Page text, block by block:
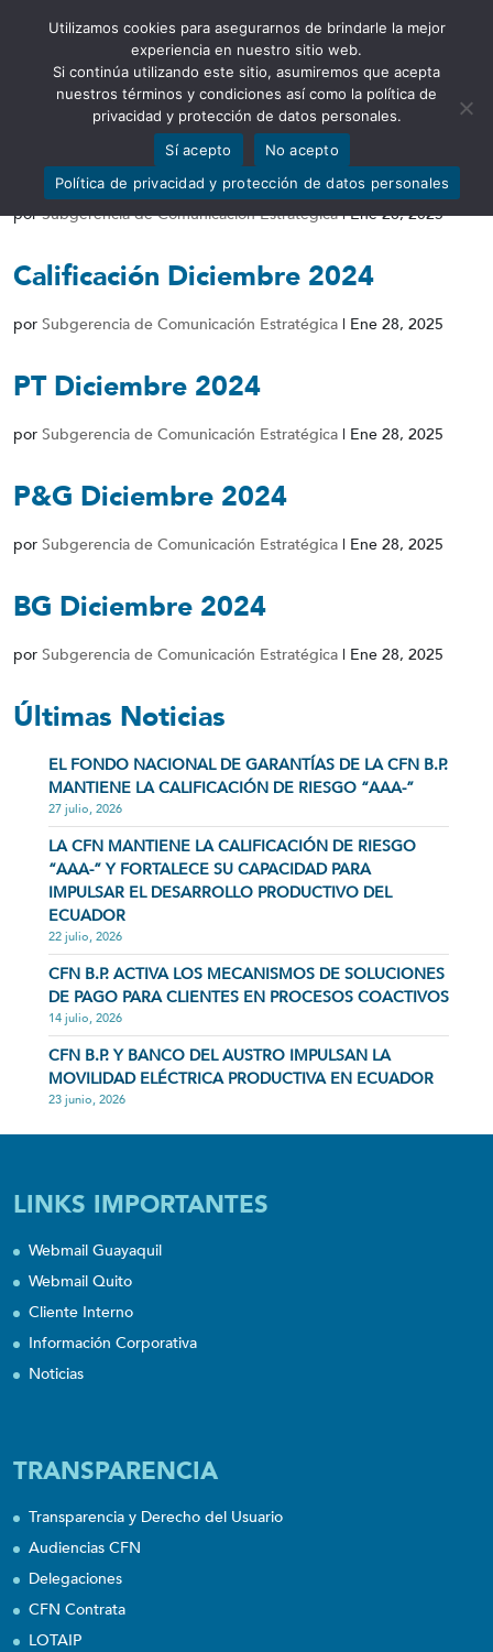
Abrir barra de herramientas
Indicadores Diciembre 2024
porSubgerencia de Comunicación Estratégica|Ene 28, 2025
Calificación Diciembre 2024
por Subgerencia de Comunicación Estratégica | Ene 28, 2025
PT Diciembre 2024
por Subgerencia de Comunicación Estratégica | Ene 28, 2025
P&G Diciembre 2024
por Subgerencia de Comunicación Estratégica | Ene 28, 2025
BG Diciembre 2024
por Subgerencia de Comunicación Estratégica | Ene 28, 2025
Últimas Noticias
EL FONDO NACIONAL DE GARANTÍAS DE LA CFN B.P.
MANTIENE LA CALIFICACIÓN DE RIESGO “AAA-”
27 julio, 2026
LA CFN MANTIENE LA CALIFICACIÓN DE RIESGO
“AAA-” Y FORTALECE SU CAPACIDAD PARA
IMPULSAR EL DESARROLLO PRODUCTIVO DEL
ECUADOR
22 julio, 2026
CFN B.P. ACTIVA LOS MECANISMOS DE SOLUCIONES
DE PAGO PARA CLIENTES EN PROCESOS COACTIVOS
14 julio, 2026
CFN B.P. Y BANCO DEL AUSTRO IMPULSAN LA
MOVILIDAD ELÉCTRICA PRODUCTIVA EN ECUADOR
23 junio, 2026
LINKS IMPORTANTES
Webmail Guayaquil
Webmail Quito
Cliente Interno
Información Corporativa
Noticias
TRANSPARENCIA
Transparencia y Derecho del Usuario
Audiencias CFN
Delegaciones
CFN Contrata
LOTAIP
Utilizamos cookies para asegurarnos de brindarle la mejor
experiencia en nuestro sitio web.
Si continúa utilizando este sitio, asumiremos que acepta
nuestros términos y condiciones así como la política de
privacidad y protección de datos personales.
Sí acepto
No acepto
Política de privacidad y protección de datos personales